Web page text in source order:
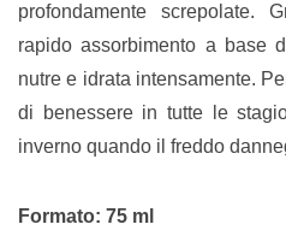
profondamente screpolate.
rapido assorbimento a base
nutre e idrata intensamente.
di benessere in tutte le
inverno quando il freddo
Formato: 75 ml